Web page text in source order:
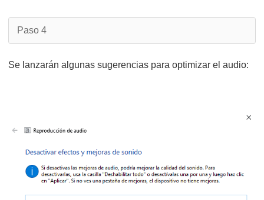
Paso 4
Se lanzarán algunas sugerencias para optimizar el audio: